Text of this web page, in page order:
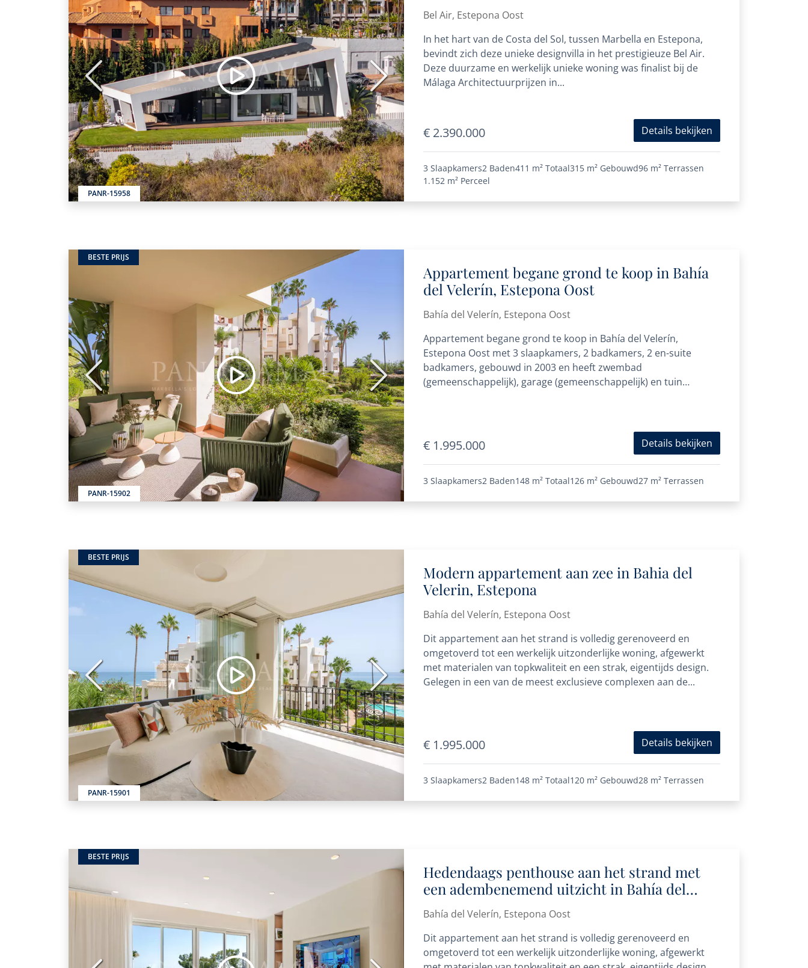
PANR-15958
Vorige Volgende
Bel Air, Estepona Oost
In het hart van de Costa del Sol, tussen Marbella en Estepona,
bevindt zich deze unieke designvilla in het prestigieuze Bel Air.
Deze duurzame en werkelijk unieke woning was finalist bij de
Málaga Architectuurprijzen in...
€ 2.390.000 Details bekijken
3 Slaapkamers2 Baden411 m² Totaal315 m² Gebouwd96 m² Terrassen
1.152 m² Perceel
BESTE PRIJS
PANR-15902
Vorige Volgende
Appartement begane grond te koop in Bahía
del Velerín, Estepona Oost
Bahía del Velerín, Estepona Oost
Appartement begane grond te koop in Bahía del Velerín,
Estepona Oost met 3 slaapkamers, 2 badkamers, 2 en-suite
badkamers, gebouwd in 2003 en heeft zwembad
(gemeenschappelijk), garage (gemeenschappelijk) en tuin
€ 1.995.000 Details bekijken
3 Slaapkamers2 Baden148 m² Totaal126 m² Gebouwd27 m² Terrassen
BESTE PRIJS
PANR-15901
Vorige Volgende
Modern appartement aan zee in Bahia del
Velerin, Estepona
Bahía del Velerín, Estepona Oost
Dit appartement aan het strand is volledig gerenoveerd en
omgetoverd tot een werkelijk uitzonderlijke woning, afgewerkt
met materialen van topkwaliteit en een strak, eigentijds design.
Gelegen in een van de meest exclusieve complexen aan de...
€ 1.995.000 Details bekijken
3 Slaapkamers2 Baden148 m² Totaal120 m² Gebouwd28 m² Terrassen
BESTE PRIJS
Hedendaags penthouse aan het strand met
een adembenemend uitzicht in Bahía del
Velerín, Estepona
Bahía del Velerín, Estepona Oost
Dit appartement aan het strand is volledig gerenoveerd en
omgetoverd tot een werkelijk uitzonderlijke woning, afgewerkt